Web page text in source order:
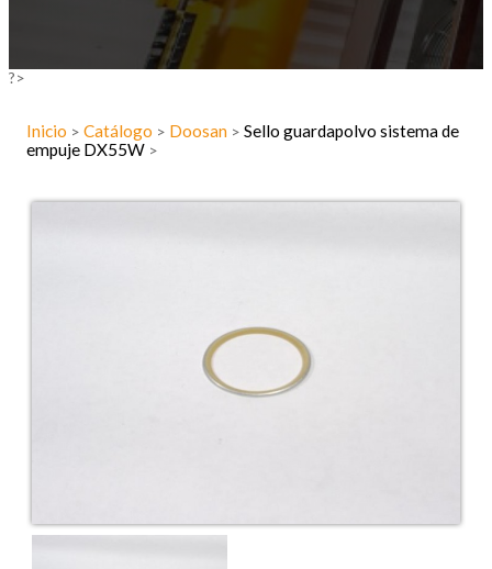
?>
Inicio > Catálogo > Doosan > Sello guardapolvo sistema de
empuje DX55W >